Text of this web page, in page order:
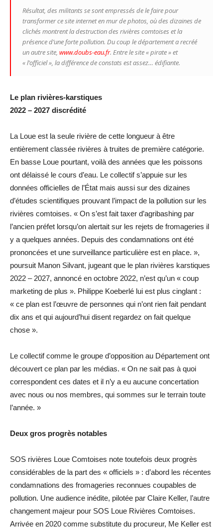
Résultat, des militants se sont empressés de le faire pour
transformer ce site internet en mur de photos, où des dizaines de
clichés montrent la destruction des rivières comtoises et la
présence d’une forte pollution. Du coup le département a recréé
un autre site, www.doubs-eau.fr. Entre le site « pirate » et
« l’officiel », la différence de constats est assez… édifiante.
Le plan rivières-karstiques
2022 – 2027 discrédité
La Loue est la seule rivière de cette longueur à être
entièrement classée rivières à truites de première catégorie.
En basse Loue pourtant, voilà des années que les poissons
ont délaissé le cours d’eau. Le collectif s’appuie sur les
données officielles de l’État mais aussi sur des dizaines
d’études scientifiques prouvant l’impact de la pollution sur les
rivières comtoises. « On s’est fait taxer d’agribashing par
l’ancien préfet lorsqu’on alertait sur les rejets de fromageries il
y a quelques années. Depuis des condamnations ont été
prononcées et une surveillance particulière est en place. »,
poursuit Manon Silvant, jugeant que le plan rivières karstiques
2022 – 2027, annoncé en octobre 2022, n’est qu’un « coup
marketing de plus ». Philippe Koeberlé lui est plus cinglant :
« ce plan est l’œuvre de personnes qui n’ont rien fait pendant
dix ans et qui aujourd’hui disent regardez on fait quelque
chose ».
Le collectif comme le groupe d’opposition au Département ont
découvert ce plan par les médias. « On ne sait pas à quoi
correspondent ces dates et il n’y a eu aucune concertation
avec nous ou nos membres, qui sommes sur le terrain toute
l’année. »
Deux gros progrès notables
SOS rivières Loue Comtoises note toutefois deux progrès
considérables de la part des « officiels » : d’abord les récentes
condamnations des fromageries reconnues coupables de
pollution. Une audience inédite, pilotée par Claire Keller, l’autre
changement majeur pour SOS Loue Rivières Comtoises.
Arrivée en 2020 comme substitute du procureur, Me Keller est